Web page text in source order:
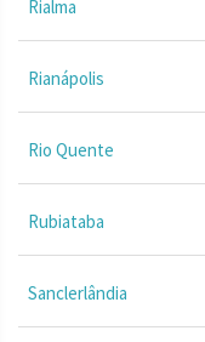
Rialma
Rianápolis
Rio Quente
Rubiataba
Sanclerlândia